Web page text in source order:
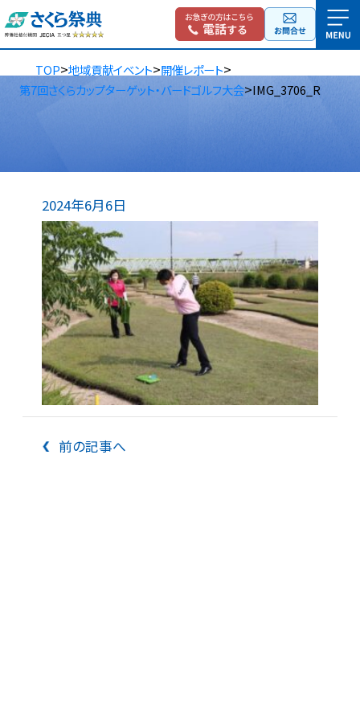
TOP>地域貢献イベント>開催レポート>
第7回さくらカップターゲット・バードゴルフ大会>IMG_3706_R
2024年6月6日
前の記事へ